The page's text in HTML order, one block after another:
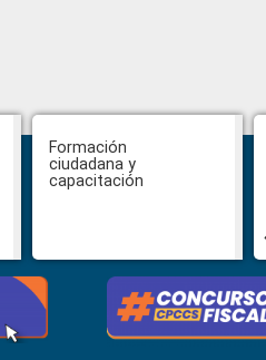
Formación
ciudadana y
capacitación
CPCCS aprueba convocatoria a
Veeduría para designación de la
autoridad de la SOT